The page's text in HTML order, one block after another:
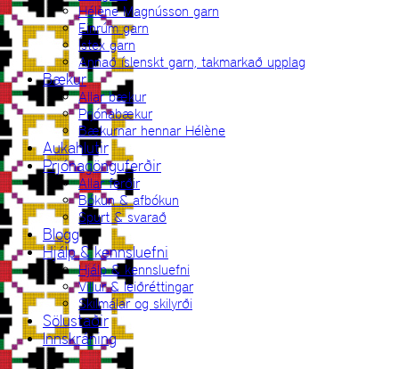
Hélène Magnússon garn
Einrúm garn
Ístex garn
Annað íslenskt garn, takmarkað upplag
Bækur
Allar bækur
Prjónabækur
Bækurnar hennar Hélène
Aukahlutir
Prjónagönguferðir
Allar ferðir
Bókun & afbókun
Spurt & svarað
Blogg
Hjálp & kennsluefni
Hjálp & kennsluefni
Villur & leiðréttingar
Skilmálar og skilyrði
Sölustaðir
Innskráning